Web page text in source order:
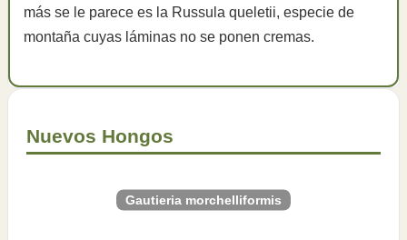
más se le parece es la Russula queletii, especie de
montaña cuyas láminas no se ponen cremas.
Nuevos Hongos
Gautieria morchelliformis